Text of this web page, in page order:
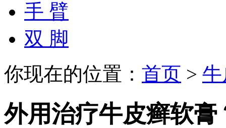
手 臂
双 脚
你现在的位置： 首页 >
外用治疗牛皮癣软